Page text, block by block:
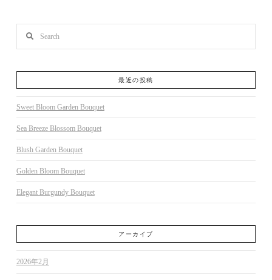
最近の投稿
Sweet Bloom Garden Bouquet
Sea Breeze Blossom Bouquet
Blush Garden Bouquet
Golden Bloom Bouquet
Elegant Burgundy Bouquet
アーカイブ
2026年2月